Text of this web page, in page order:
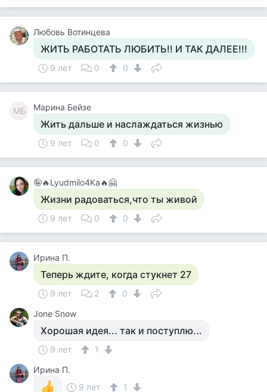
Любовь Вотинцева
ЖИТЬ РАБОТАТЬ ЛЮБИТЬ!! И ТАК ДАЛЕЕ!!!
9 лет 0 0
МБ Марина Бейзе
Жить дальше и наслаждаться жизнью
9 лет 0 0
🤪🔥Lyudmilo4Ka🔥🤗
Жизни радоваться,что ты живой
9 лет 0 0
Ирина П.
Теперь ждите, когда стукнет 27
9 лет 2
0
Jone Snow
Хорошая идея... так и поступлю...
9 лет
1
Ирина П.
9 лет
1